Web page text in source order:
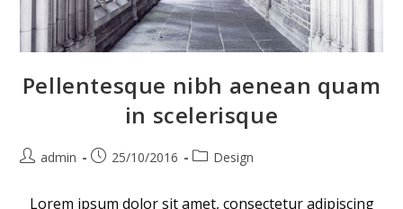
Pellentesque nibh aenean quam
in scelerisque
Beitrags-
admin
Beitrag25/10/2016
Beitrags-
Design
Lorem ipsum dolor sit amet, consectetur adipiscing